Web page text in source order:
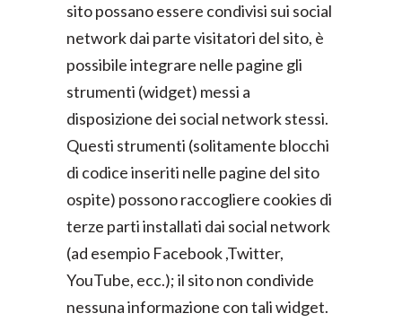
sito possano essere condivisi sui social
network dai parte visitatori del sito, è
possibile integrare nelle pagine gli
strumenti (widget) messi a
disposizione dei social network stessi.
Questi strumenti (solitamente blocchi
di codice inseriti nelle pagine del sito
ospite) possono raccogliere cookies di
terze parti installati dai social network
(ad esempio Facebook ,Twitter,
YouTube, ecc.); il sito non condivide
nessuna informazione con tali widget.